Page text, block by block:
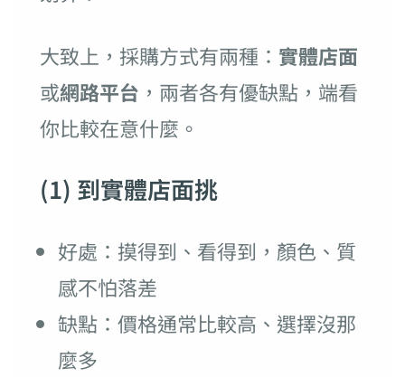
大致上，採購方式有兩種： 實體店面
或網路平台 ，兩者各有優缺點，端看
你比較在意什麼。
(1) 到實體店面挑
好處：摸得到、看得到，顏色、質
感不怕落差
缺點：價格通常比較高、選擇沒那
麼多